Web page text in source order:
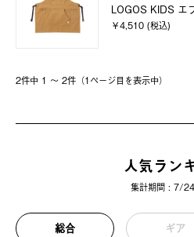
LOGOS KIDS
￥4,510 (税込)
2件中 1 〜 2件（1ページ⽬を表⽰中）
人気ラン
集計期間 : 7/
総合 ギア